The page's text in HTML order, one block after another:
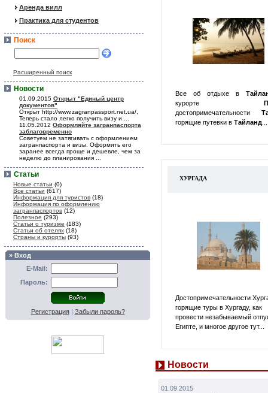
Аренда вилл
Практика для студентов
Поиск
Расширенный поиск
Новости
01.09.2015 Открыт "Единый центр
документов"
Открыт http://www.zagranpassport.net.ua/,
Теперь стало легко получить визу и ...
11.05.2012 Оформляйте загранпаспорта
заблаговременно
Советуем не затягивать с оформлением
загранпаспорта и визы. Оформить его
заранее всегда проще и дешевле, чем за
неделю до планирования ...
Статьи
Новые статьи (0)
Все статьи (617)
Информация для туристов (18)
Информация по оформлению
загранпаспортов (12)
Полезное (293)
Статьи о туризме (183)
Статьи об отелях (18)
Страны и курорты (93)
» Вход
E-Mail:
Пароль:
Регистрация| Забыли пароль?
Все об отдыхе в
курорте
достопримечательности
горящие путевки в Тайланд
ХУРГАДА
Достопримечательности
горящие туры в Хургаду, как
провести незабываемый
Египте, и многое другое тут...
Новости
01.09.2015